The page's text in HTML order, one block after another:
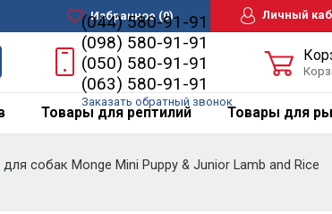
Избранное(0) Личный
(044) 580-91-91
(098) 580-91-91
(050) 580-91-91
(063) 580-91-91
Заказать обратный звонок
Товары для рептилий Товары для
собак Monge Mini Puppy & Junior Lamb and Rice